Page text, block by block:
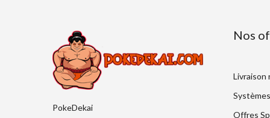
PokeDekai
Nos
Livraison
Offres